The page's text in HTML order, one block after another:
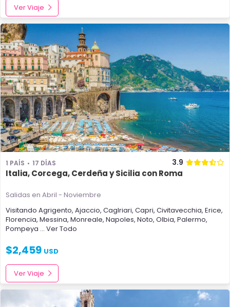
Ver Viaje
1 PAÍS 17 DÍAS 3.9
Italia, Corcega, Cerdeña y Sicilia con Roma
Salidas en Abril - Noviembre
Visitando Agrigento, Ajaccio, Caglriari, Capri, Civitavecchia, Erice,
Florencia, Messina, Monreale, Napoles, Noto, Olbia, Palermo,
Pompeya ... Ver Todo
$2,459 USD
Ver Viaje